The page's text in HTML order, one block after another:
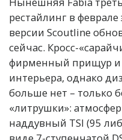
рестайлинг в
версии Scoutline
сейчас. Кросс-
фирменный прищур и
интерьера, однако
больше нет – только
«литрушки»:
наддувный TSI (95